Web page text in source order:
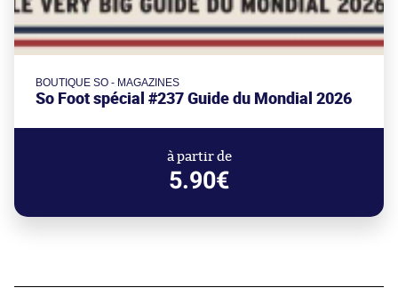
BOUTIQUE SO - MAGAZINES
So Foot spécial #237 Guide du Mondial 2026
à partir de
5.90€